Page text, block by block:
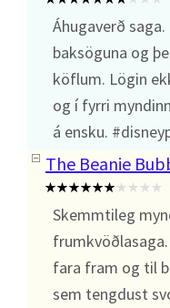
Áhugaverð
baksöguna og
köflum. Lögin
og í fyrri
á ensku.
The Beanie
Skemmtileg
fara fram og til
sem tengdust